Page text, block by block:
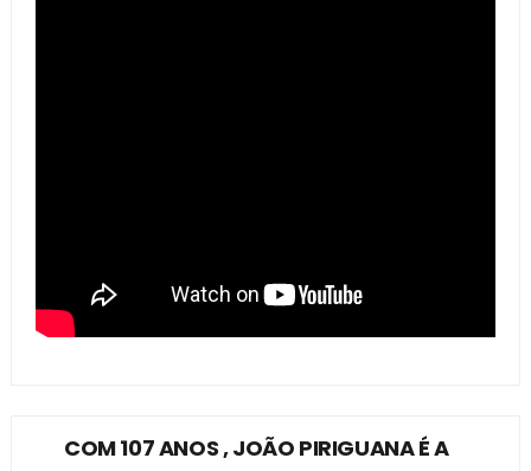
COM 107 ANOS , JOÃO PIRIGUANA É A